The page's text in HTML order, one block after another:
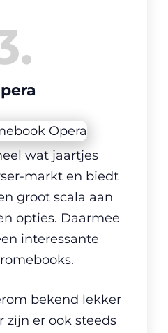
wat jaartjes
markt en biedt
groot scala aan
opties. Daarmee
interessante
bekend lekker
zijn er ook steeds